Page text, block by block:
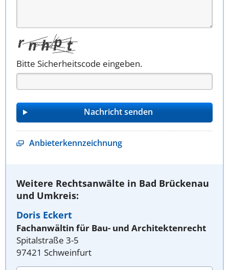
Bitte Sicherheitscode eingeben.
Anbieterkennzeichnung
Weitere Rechtsanwälte in Bad Brückenau
und Umkreis:
Doris Eckert
Fachanwältin für Bau- und Architektenrecht
Spitalstraße 3-5
97421 Schweinfurt